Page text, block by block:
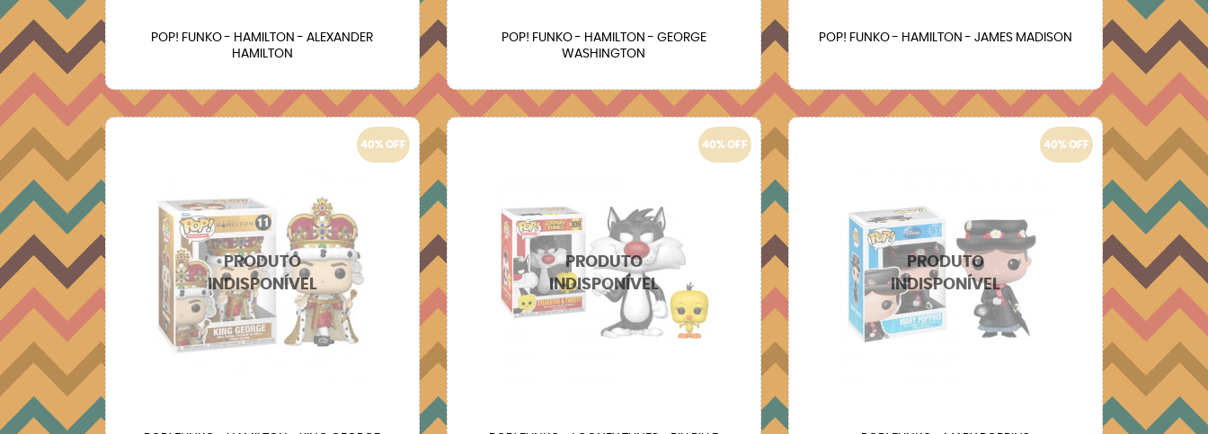
POP! FUNKO - HAMILTON - ALEXANDER
HAMILTON
POP! FUNKO - HAMILTON - GEORGE
WASHINGTON
POP! FUNKO - HAMILTON - JAMES MADISON
40% OFF 40% OFF 40% OFF